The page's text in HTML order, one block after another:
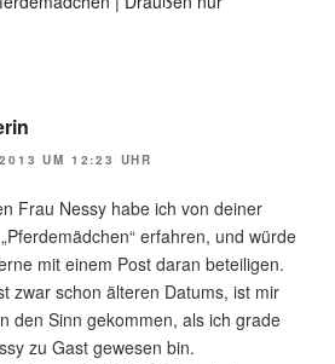
UM 12:23 UHR
Frau Nessy habe ich von deiner
erfahren, und würde
mit einem Post daran beteiligen.
zwar schon älteren Datums, ist mir
den Sinn gekommen, als ich grade
zu Gast gewesen bin.